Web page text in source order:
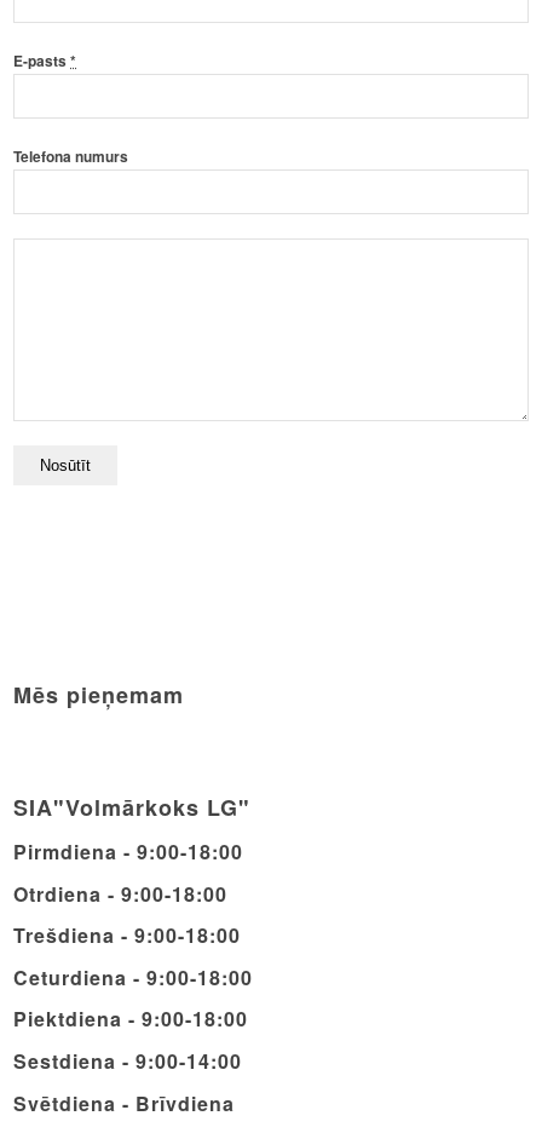
E-pasts*
Telefona numurs
Mēs pieņemam
SIA"Volmārkoks LG"
Pirmdiena - 9:00-18:00
Otrdiena - 9:00-18:00
Trešdiena - 9:00-18:00
Ceturdiena - 9:00-18:00
Piektdiena - 9:00-18:00
Sestdiena - 9:00-14:00
Svētdiena - Brīvdiena